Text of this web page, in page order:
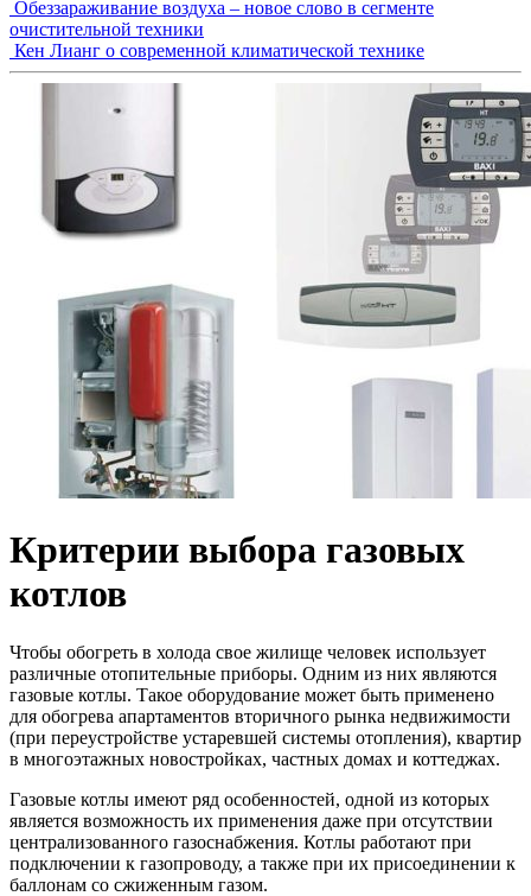
Обеззараживание воздуха – новое слово в сегменте
очистительной техники
Кен Лианг о современной климатической технике
Критерии выбора газовых
котлов
Чтобы обогреть в холода свое жилище человек использует
различные отопительные приборы. Одним из них являются
газовые котлы. Такое оборудование может быть применено
для обогрева апартаментов вторичного рынка недвижимости
(при переустройстве устаревшей системы отопления), квартир
в многоэтажных новостройках, частных домах и коттеджах.
Газовые котлы имеют ряд особенностей, одной из которых
является возможность их применения даже при отсутствии
централизованного газоснабжения. Котлы работают при
подключении к газопроводу, а также при их присоединении к
баллонам со сжиженным газом.